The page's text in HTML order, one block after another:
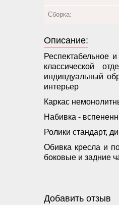
Сборка:
Описание:
Респектабельное
классической
индивдуальный
интерьер
Каркас
Набивка -
Ролики стандарт,
Обивка кресла и
боковые и задние
Добавить отзыв